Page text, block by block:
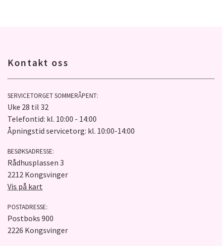
Kontakt oss
SERVICETORGET SOMMERÅPENT:
Uke 28 til 32
Telefontid: kl. 10:00 - 14:00
Åpningstid servicetorg: kl. 10:00-14:00
BESØKSADRESSE:
Rådhusplassen 3
2212 Kongsvinger
Vis på kart
POSTADRESSE:
Postboks 900
2226 Kongsvinger